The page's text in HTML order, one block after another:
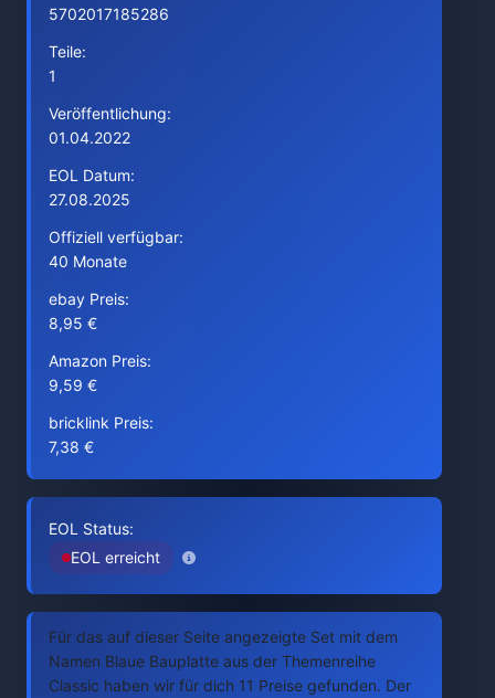
5702017185286
Teile:
1
Veröffentlichung:
01.04.2022
EOL Datum:
27.08.2025
Offiziell verfügbar:
40 Monate
ebay Preis:
8,95 €
Amazon Preis:
9,59 €
bricklink Preis:
7,38 €
EOL Status:
EOL erreicht
Für das auf dieser Seite angezeigte Set mit dem
Namen Blaue Bauplatte aus der Themenreihe
Classic haben wir für dich 11 Preise gefunden. Der